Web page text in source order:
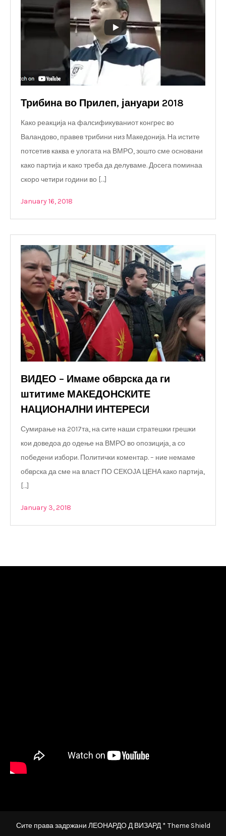
Трибина во Прилеп, јануари 2018
Како реакција на фалсификуваниот конгрес во
Валандово, правев трибини низ Македонија. На истите
потсетив каква е улогата на ВМРО, зошто сме основани
како партија и како треба да делуваме. Досега поминаа
скоро четири години во […]
January 16, 2018
ВИДЕО – Имаме обврска да ги
штитиме МАКЕДОНСКИТЕ
НАЦИОНАЛНИ ИНТЕРЕСИ
Сумирање на 2017та, на сите наши стратешки грешки
кои доведоа до одење на ВМРО во опозиција, а со
победени избори. Политички коментар. – ние немаме
обврска да сме на власт ПО СЕКОЈА ЦЕНА како партија,
[…]
January 3, 2018
Сите права задржани ЛЕОНАРДО Д ВИЗАРД * Theme Shield